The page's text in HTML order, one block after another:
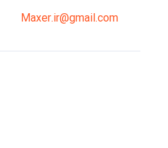
Maxer.ir@gmail.com